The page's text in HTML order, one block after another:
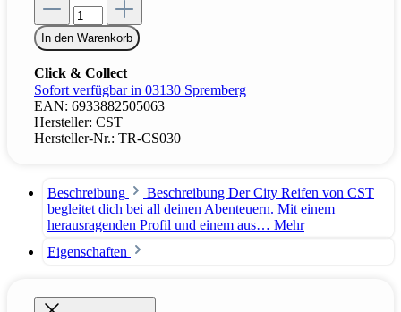
In den Warenkorb
Click & Collect
Sofort verfügbar in 03130 Spremberg
EAN: 6933882505063
Hersteller: CST
Hersteller-Nr.: TR-CS030
Beschreibung
Beschreibung Der City Reifen von CST
begleitet dich bei all deinen Abenteuern. Mit einem
herausragenden Profil und einem aus… Mehr
Eigenschaften